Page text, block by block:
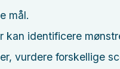
mål.
kan identificere
vurdere forskellige